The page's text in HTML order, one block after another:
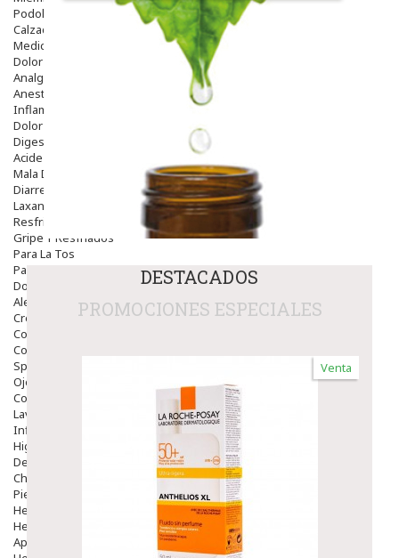
Podología
Calzado
Medicamentos
Dolor E Inflamación
Analgésicos
Anestésicos
Inflamación Articulaciones
Dolor Muscular / Articular
Digestivo
Acidez, Gases Y Ardores
Mala Digestion
Diarrea / Estreñimiento / Vómitos
Laxantes
Resfriados
Gripe Y Resfriados
Para La Tos
Para Descongestionar La Nariz
Dolor De Garganta
Alergias Y Picaduras
Cremas
Comprimidos
Colirios
Sprays
Ojos Y Oidos
Congestión
Lavado Ojos
Inflamación Del Oido (otitis)
Higiene Oido
Deshabituación Tabaquismo
Chicles
Piel
Herpes Y Hongos
Heridas Y úlceras
Aparato Genital
DESTACADOS
PROMOCIONES ESPECIALES
Venta